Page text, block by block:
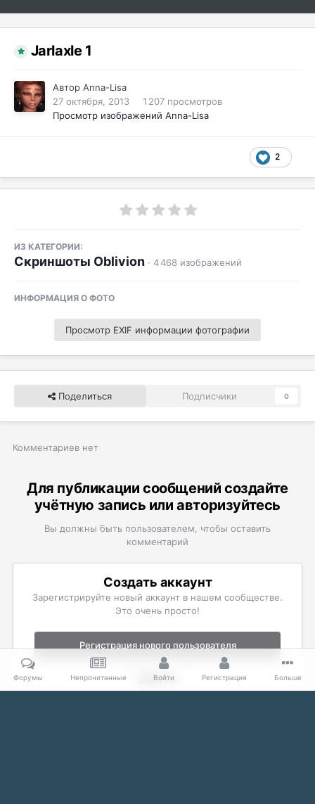
Jarlaxle 1
Автор Anna-Lisa
27 октября, 2013
1 207 просмотров
Просмотр изображений Anna-Lisa
2
ИЗ КАТЕГОРИИ:
Скриншоты Oblivion · 4 468 изображений
ИНФОРМАЦИЯ О ФОТО
Просмотр EXIF информации фотографии
Поделиться Подписчики 0
Комментариев нет
Для публикации сообщений создайте
учётную запись или авторизуйтесь
Вы должны быть пользователем, чтобы оставить
комментарий
Создать аккаунт
Зарегистрируйте новый аккаунт в нашем сообществе.
Это очень просто!
Регистрация нового пользователя
Войти
Уже есть аккаунт? Войти в систему.
Форумы Непрочитанные Войти Регистрация Больше